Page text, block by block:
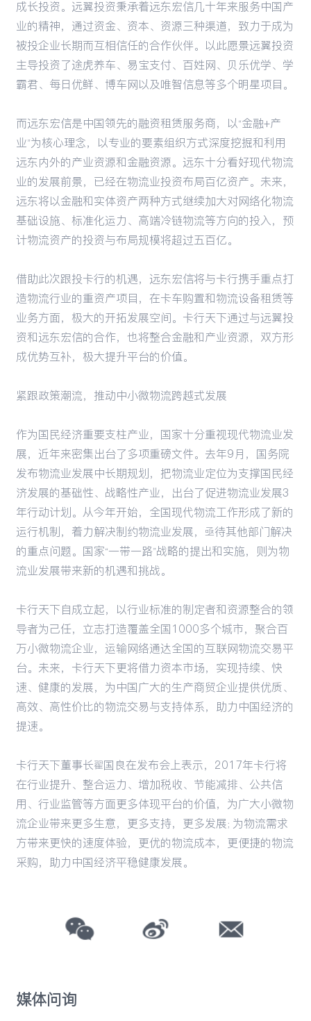
成长投资。远翼投资秉承着远东宏信几十年来服务中国产
业的精神，通过资金、资本、资源三种渠道，致力于成为
被投企业长期而互相信任的合作伙伴。以此愿景远翼投资
主导投资了途虎养车、易宝支付、百姓网、贝乐优学、学
霸君、每日优鲜、博车网以及唯智信息等多个明星项目。
而远东宏信是中国领先的融资租赁服务商，以“金融+产
业”为核心理念，以专业的要素组织方式深度挖掘和利用
远东内外的产业资源和金融资源。远东十分看好现代物流
业的发展前景，已经在物流业投资布局百亿资产。未来，
远东将以金融和实体资产两种方式继续加大对网络化物流
基础设施、标准化运力、高端冷链物流等方向的投入，预
计物流资产的投资与布局规模将超过五百亿。
借助此次跟投卡行的机遇，远东宏信将与卡行携手重点打
造物流行业的重资产项目，在卡车购置和物流设备租赁等
业务方面，极大的开拓发展空间。卡行天下通过与远翼投
资和远东宏信的合作，也将整合金融和产业资源，双方形
成优势互补，极大提升平台的价值。
紧跟政策潮流，推动中小微物流跨越式发展
作为国民经济重要支柱产业，国家十分重视现代物流业发
展，近年来密集出台了多项重磅文件。去年9月，国务院
发布物流业发展中长期规划，把物流业定位为支撑国民经
济发展的基础性、战略性产业，出台了促进物流业发展3
年行动计划。从今年开始，全国现代物流工作形成了新的
运行机制，着力解决制约物流业发展，亟待其他部门解决
的重点问题。国家“一带一路”战略的提出和实施，则为物
流业发展带来新的机遇和挑战。
卡行天下自成立起，以行业标准的制定者和资源整合的领
导者为己任，立志打造覆盖全国1000多个城市，聚合百
万小微物流企业，运输网络通达全国的互联网物流交易平
台。未来，卡行天下更将借力资本市场，实现持续、快
速、健康的发展，为中国广大的生产商贸企业提供优质、
高效、高性价比的物流交易与支持体系，助力中国经济的
提速。
卡行天下董事长翟国良在发布会上表示，2017年卡行将
在行业提升、整合运力、增加税收、节能减排、公共信
用、行业监管等方面更多体现平台的价值，为广大小微物
流企业带来更多生意，更多支持，更多发展；为物流需求
方带来更快的速度体验，更优的物流成本，更便捷的物流
采购，助力中国经济平稳健康发展。
媒体问询